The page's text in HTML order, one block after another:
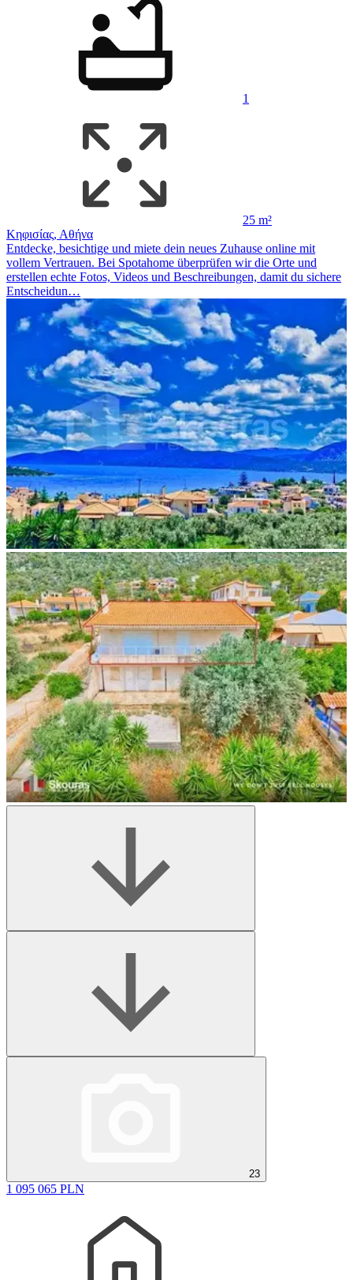
1
25 m²
Κηφισίας, Αθήνα
Entdecke, besichtige und miete dein neues Zuhause online mit
vollem Vertrauen. Bei Spotahome überprüfen wir die Orte und
erstellen echte Fotos, Videos und Beschreibungen, damit du sichere
Entscheidun…
23
1 095 065 PLN